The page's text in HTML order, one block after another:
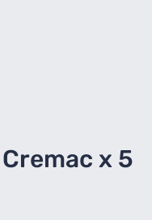
x 5